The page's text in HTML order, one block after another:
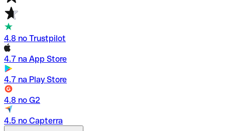
4.8 no Trustpilot
4.7 na App Store
4.7 na Play Store
4.8 no G2
4.5 no Capterra